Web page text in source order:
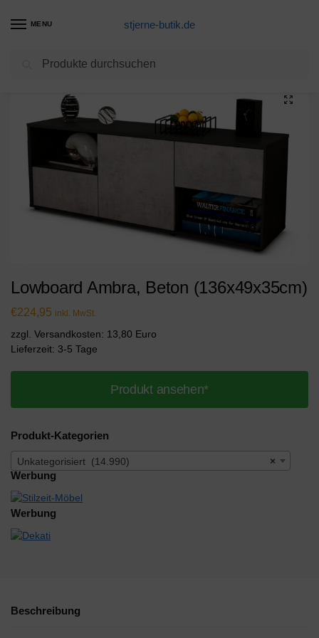
MENU stjerne-butik.de
Unkategorisiert / Lowboard Ambra, Beton (136x49x35cm)
Lowboard Ambra, Beton (136x49x35cm)
€224,95 inkl. MwSt.
zzgl. Versandkosten: 13,80 Euro
Lieferzeit: 3-5 Tage
Produkt ansehen*
Produkt-Kategorien
×
Unkategorisiert (14.990)
Werbung
Werbung
Beschreibung